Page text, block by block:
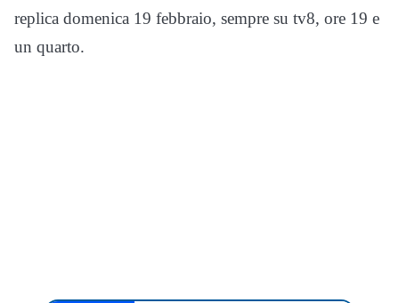
replica domenica 19 febbraio, sempre su tv8, ore 19 e
un quarto.